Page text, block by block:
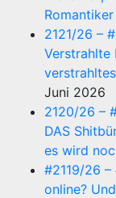
Romantiker
2121/26 –
Verstrahlte
Juni 2026
2120/26 –
DAS
es wird
#2119/26 –
online?